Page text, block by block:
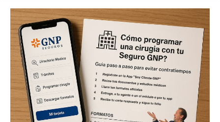
¿Te
van
a
operar?
Antes
revisa
esto
en
tu
Seguro
GNP